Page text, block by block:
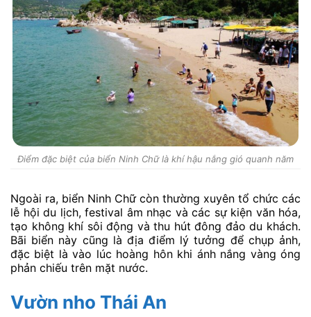
Điểm đặc biệt của biển Ninh Chữ là khí hậu nắng gió quanh năm
Ngoài ra, biển Ninh Chữ còn thường xuyên tổ chức các
lễ hội du lịch, festival âm nhạc và các sự kiện văn hóa,
tạo không khí sôi động và thu hút đông đảo du khách.
Bãi biển này cũng là địa điểm lý tưởng để chụp ảnh,
đặc biệt là vào lúc hoàng hôn khi ánh nắng vàng óng
phản chiếu trên mặt nước.
Vườn nho Thái An